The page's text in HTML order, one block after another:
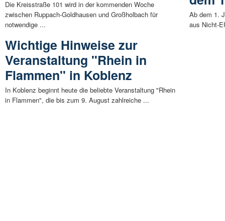
Die Kreisstraße 101 wird in der kommenden Woche
zwischen Ruppach-Goldhausen und Großholbach für
notwendige ...
Wichtige Hinweise zur
Veranstaltung "Rhein in
Flammen" in Koblenz
In Koblenz beginnt heute die beliebte Veranstaltung "Rhein
in Flammen", die bis zum 9. August zahlreiche ...
Ab dem 1.
aus Nicht-